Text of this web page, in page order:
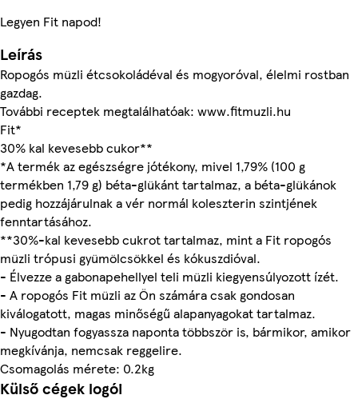
Legyen Fit napod!
Leírás
Ropogós müzli étcsokoládéval és mogyoróval, élelmi rostban
gazdag.
További receptek megtalálhatóak: www.fitmuzli.hu
Fit*
30% kal kevesebb cukor**
*A termék az egészségre jótékony, mivel 1,79% (100 g
termékben 1,79 g) béta-glükánt tartalmaz, a béta-glükánok
pedig hozzájárulnak a vér normál koleszterin szintjének
fenntartásához.
**30%-kal kevesebb cukrot tartalmaz, mint a Fit ropogós
müzli trópusi gyümölcsökkel és kókuszdióval.
- Élvezze a gabonapehellyel teli müzli kiegyensúlyozott ízét.
- A ropogós Fit müzli az Ön számára csak gondosan
kiválogatott, magas minőségű alapanyagokat tartalmaz.
- Nyugodtan fogyassza naponta többször is, bármikor, amikor
megkívánja, nemcsak reggelire.
Csomagolás mérete: 0.2kg
Külső cégek logói